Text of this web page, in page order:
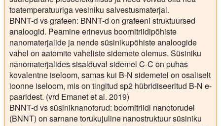
toatemperatuuriga vesiniku salvestusmaterjal.
BNNT-d vs grafeen: BNNT-d on grafeeni struktuursed
analoogid. Peamine erinevus boornitriidipõhiste
nanomaterjalide ja nende süsinikupõhiste analoogide
vahel on aatomite vaheliste sidemete olemus. Süsiniku
nanomaterjalides sisalduval sidemel C-C on puhas
kovalentne iseloom, samas kui B-N sidemetel on osaliselt
ioonne iseloom, mis on tingitud sp2 hübridiseeritud B-N e-
paaridest. (vrd Emanet et al. 2019)
BNNT-d vs süsiniknanotorud: boornitriidi nanotorudel
(BNNT) on sarnane torukujuline nanostruktuur süsiniku